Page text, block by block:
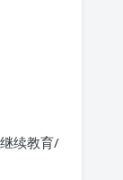
续教育/